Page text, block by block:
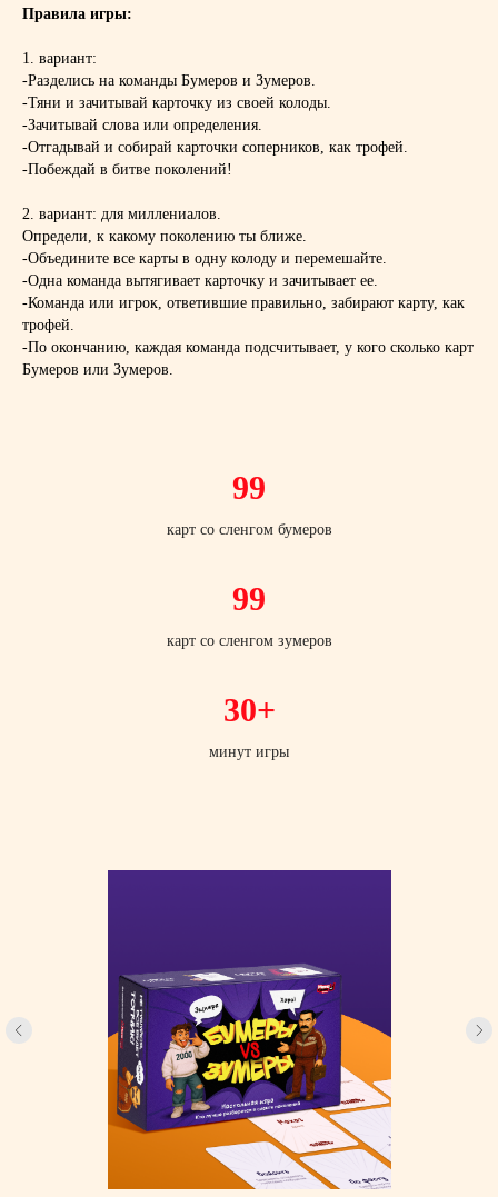
Правила игры:
1. вариант:
-Разделись на команды Бумеров и Зумеров.
-Тяни и зачитывай карточку из своей колоды.
-Зачитывай слова или определения.
-Отгадывай и собирай карточки соперников, как трофей.
-Побеждай в битве поколений!
2. вариант: для миллениалов.
Определи, к какому поколению ты ближе.
-Объедините все карты в одну колоду и перемешайте.
-Одна команда вытягивает карточку и зачитывает ее.
-Команда или игрок, ответившие правильно, забирают карту, как
трофей.
-По окончанию, каждая команда подсчитывает, у кого сколько карт
Бумеров или Зумеров.
99
карт со сленгом бумеров
99
карт со сленгом зумеров
30+
минут игры
УПАКОВКА
ГДЕ КУПИТЬ?